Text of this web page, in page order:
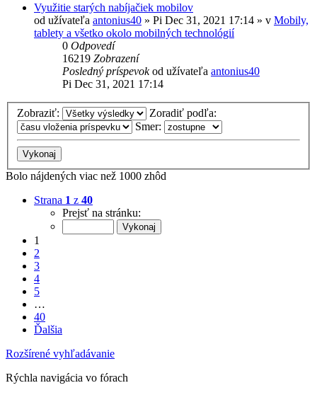
Využitie starých nabíjačiek mobilov
od užívateľa antonius40 » Pi Dec 31, 2021 17:14 » v Mobily,
tablety a všetko okolo mobilných technológií
0 Odpovedí
16219 Zobrazení
Posledný príspevokod užívateľa antonius40
Pi Dec 31, 2021 17:14
Zobraziť:
Zoradiť podľa:
Smer:
Bolo nájdených viac než 1000 zhôd
Strana 1 z 40
Prejsť na stránku:
1
2
3
4
5
…
40
Ďalšia
Rozšírené vyhľadávanie
Rýchla navigácia vo fórach